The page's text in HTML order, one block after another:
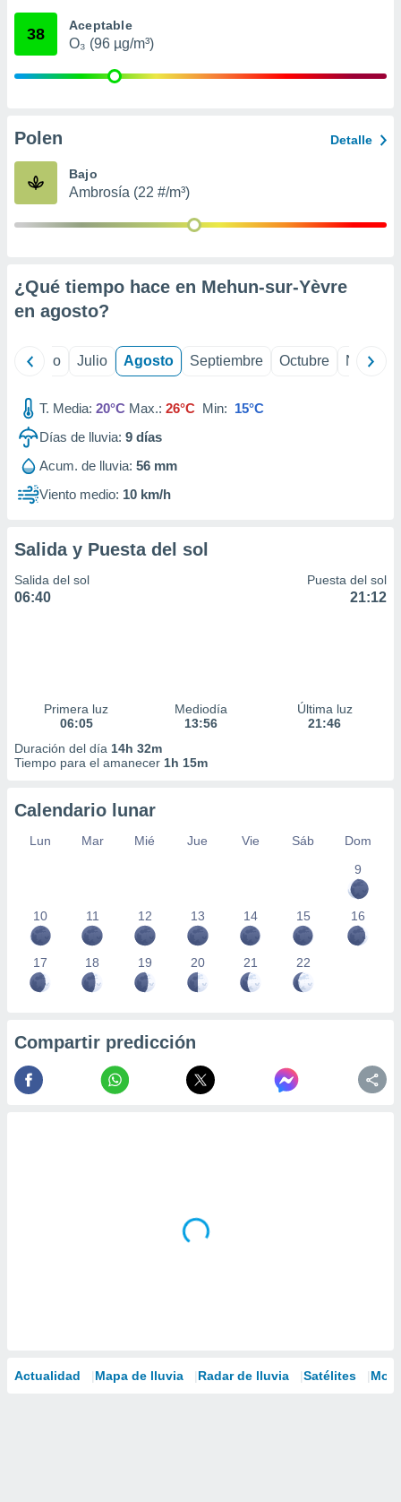
e
publicidad
1199
38 Aceptable
O₃ (96 µg/m³)
Polen Detalle
Bajo
Ambrosía (22 #/m³)
¿Qué tiempo hace en Mehun-sur-Yèvre
en agosto?
Junio Julio Agosto Septiembre Octubre
T. Media: 20°C Max.: 26°C Min: 15°C
Días de lluvia: 9 días
Acum. de lluvia: 56 mm
Viento medio: 10 km/h
Salida y Puesta del sol
Salida del sol
06:40
Puesta del sol
21:12
Primera luz
06:05
Mediodía
13:56
Última luz
21:46
Duración del día 14h 32m
Tiempo para el amanecer 1h 15m
Calendario lunar
Lun Mar Mié Jue Vie Sáb
Dom
9
10 11 12 13 14 15 16
17 18 19 20 21 22
Compartir predicción
Actualidad Mapa de lluvia Radar de lluvia Satélites